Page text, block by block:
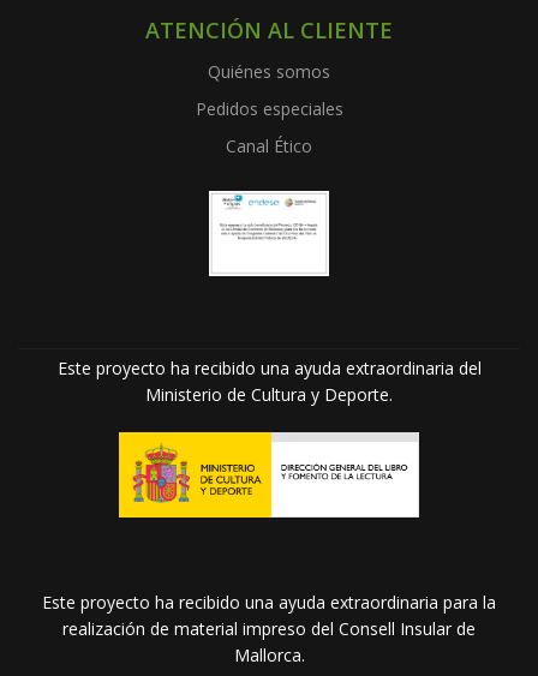
ATENCIÓN AL CLIENTE
Quiénes somos
Pedidos especiales
Canal Ético
Este proyecto ha recibido una ayuda extraordinaria del
Ministerio de Cultura y Deporte.
Este proyecto ha recibido una ayuda extraordinaria para la
realización de material impreso del Consell Insular de
Mallorca.